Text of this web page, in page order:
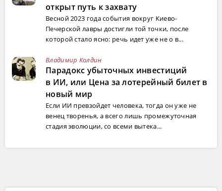
открыт путь к захвату
Весной 2023 года события вокруг Киево-
Печерской лавры достигли той точки, после
которой стало ясно: речь идет уже не о в...
Владимир Колдин
Парадокс убыточных инвестиций
в ИИ, или Цена за лотерейный билет в
новый мир
Если ИИ превзойдет человека, тогда он уже не
венец творенья, а всего лишь промежуточная
стадия эволюции, со всеми вытека...